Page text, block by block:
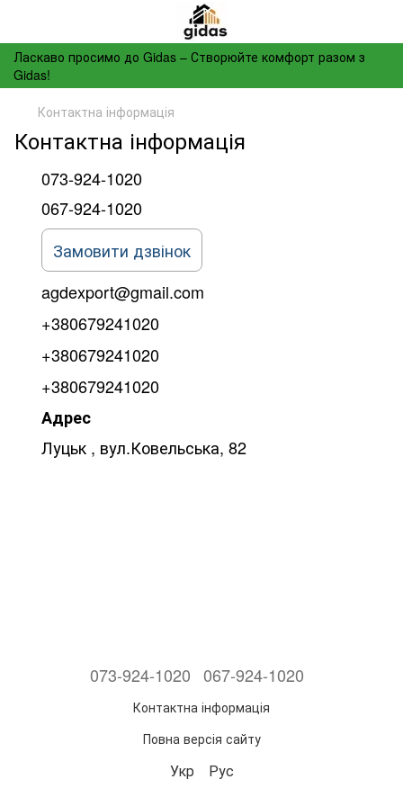
Ласкаво просимо до Gidas – Створюйте комфорт разом з
Gidas!
Контактна інформація
Контактна інформація
073-924-1020
067-924-1020
Замовити дзвінок
agdexport@gmail.com
+380679241020
+380679241020
+380679241020
Адрес
Луцьк , вул.Ковельська, 82
073-924-1020 067-924-1020
Контактна інформація
Повна версія сайту
Укр Рус